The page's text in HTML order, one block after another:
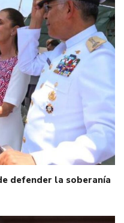
defender la soberanía